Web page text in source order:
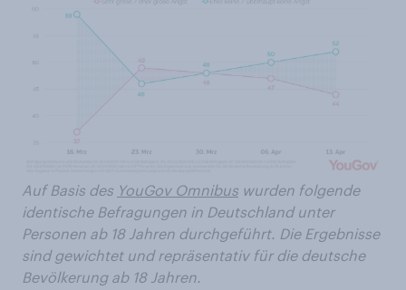
Auf Basis des YouGov Omnibus wurden folgende
identische Befragungen in Deutschland unter
Personen ab 18 Jahren durchgeführt. Die Ergebnisse
sind gewichtet und repräsentativ für die deutsche
Bevölkerung ab 18 Jahren.